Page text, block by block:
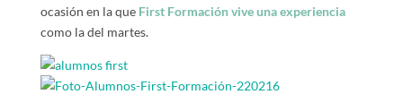
ocasión en la que First Formación vive una experiencia
como la del martes.